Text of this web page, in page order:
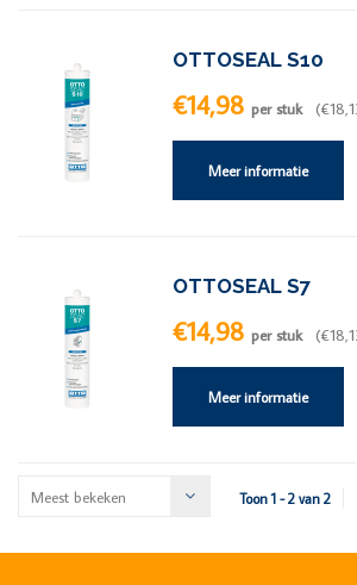
OTTOSEAL S10
€14,98 per stuk
Meer informatie
OTTOSEAL S7
€14,98 per stuk
Meer informatie
Meest bekeken Toon 1 - 2 van 2